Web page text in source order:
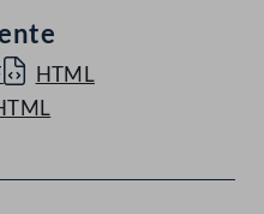
HTML